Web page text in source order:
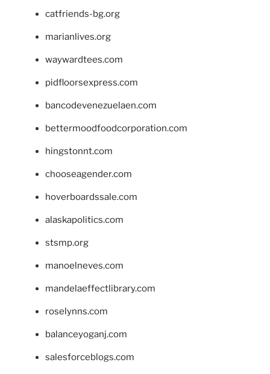
catfriends-bg.org
marianlives.org
waywardtees.com
pidfloorsexpress.com
bancodevenezuelaen.com
bettermoodfoodcorporation.com
hingstonnt.com
chooseagender.com
hoverboardssale.com
alaskapolitics.com
stsmp.org
manoelneves.com
mandelaeffectlibrary.com
roselynns.com
balanceyoganj.com
salesforceblogs.com